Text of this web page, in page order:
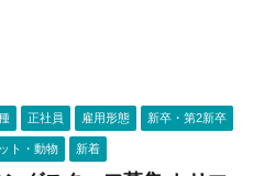
正社員 雇用形態 新卒・第2新卒
ト・動物 新着